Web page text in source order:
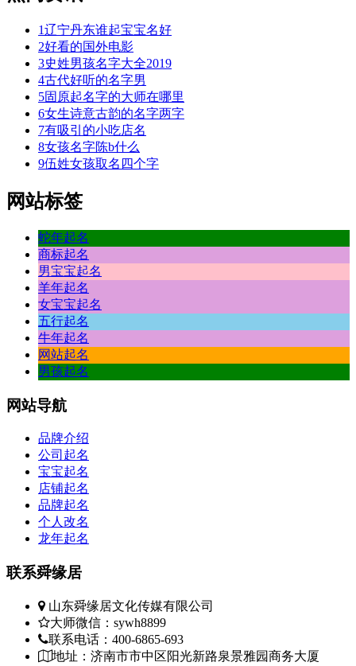
1辽宁丹东谁起宝宝名好
2好看的国外电影
3史姓男孩名字大全2019
4古代好听的名字男
5固原起名字的大师在哪里
6女生诗意古韵的名字两字
7有吸引的小吃店名
8女孩名字陈b什么
9伍姓女孩取名四个字
网站标签
蛇年起名
商标起名
男宝宝起名
羊年起名
女宝宝起名
五行起名
牛年起名
网站起名
男孩起名
网站导航
品牌介绍
公司起名
宝宝起名
店铺起名
品牌起名
个人改名
龙年起名
联系舜缘居
山东舜缘居文化传媒有限公司
大师微信：sywh8899
联系电话：400-6865-693
地址：济南市市中区阳光新路泉景雅园商务大厦